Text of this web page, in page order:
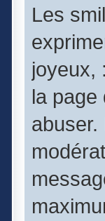
Les
joyeux,
la page
abuser.